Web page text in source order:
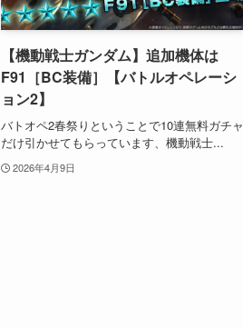
【機動戦士ガンダム】追加機体は
F91［BC装備］【バトルオペレーシ
ョン2】
バトオペ2春祭りということで10連無料ガチャ
だけ引かせてもらっています、機動戦士...
2026年4月9日